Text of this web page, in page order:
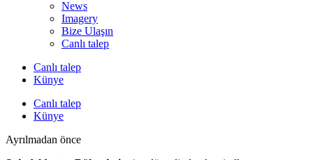
News
Imagery
Bize Ulaşın
Canlı talep
Canlı talep
Künye
Canlı talep
Künye
Ayrılmadan önce